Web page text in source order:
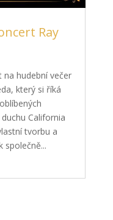
Ray
na hudební večer
který si říká
California
tvorbu a
společně...